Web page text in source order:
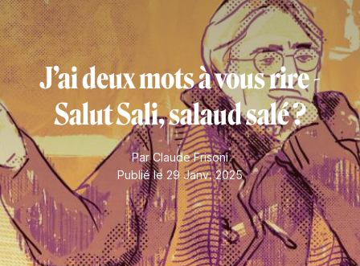
J’ai deux mots à vous rire -
Salut Sali, salaud salé ?
ParClaude Frisoni
Publié le 29 Janv. 2025